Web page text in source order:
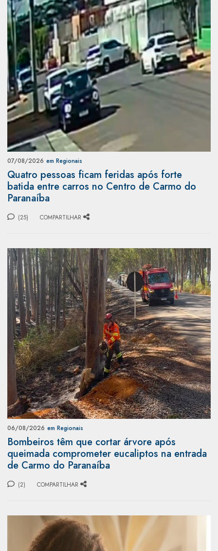
07/08/2026 em Regionais
Quatro pessoas ficam feridas após forte
batida entre carros no Centro de Carmo do
Paranaíba
(25) COMPARTILHAR
06/08/2026 em Regionais
Bombeiros têm que cortar árvore após
queimada comprometer eucaliptos na entrada
de Carmo do Paranaíba
(2) COMPARTILHAR